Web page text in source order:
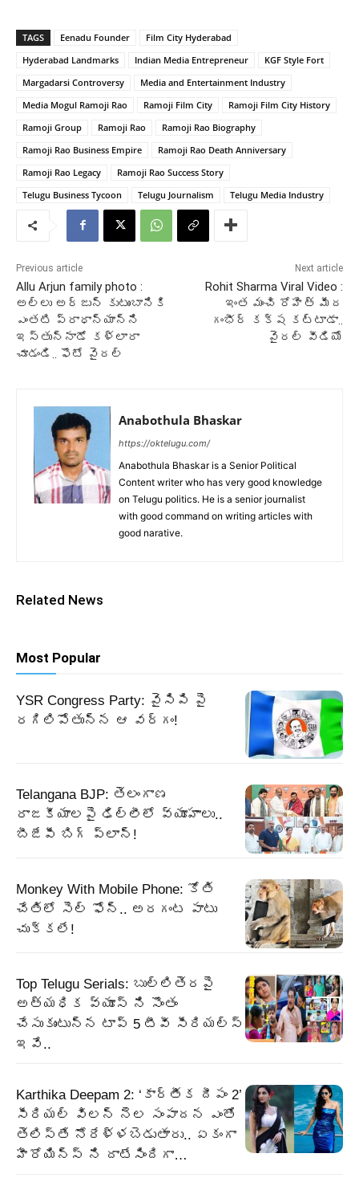
TAGS Eenadu Founder
Film City Hyderabad
Hyderabad Landmarks
Indian Media Entrepreneur
KGF Style Fort
Margadarsi Controversy
Media and Entertainment Industry
Media Mogul Ramoji Rao
Ramoji Film City
Ramoji Film City History
Ramoji Group
Ramoji Rao
Ramoji Rao Biography
Ramoji Rao Business Empire
Ramoji Rao Death Anniversary
Ramoji Rao Legacy
Ramoji Rao Success Story
Telugu Business Tycoon
Telugu Journalism Telugu Media Industry
Previous article
Allu Arjun family photo :
అల్లు అర్జున్ కుటుంబానికి
ఎంతటి ప్రాధాన్యాన్ని
ఇస్తున్నాడో కళ్లారా
చూడండి.. ఫొటో వైరల్
Next article
Rohit Sharma Viral Video :
ఇంత మంచి రోహిత్ మీద
గంభీర్ కక్ష కట్టాడా..
వైరల్ వీడియో
Anabothula Bhaskar
https://oktelugu.com/
Anabothula Bhaskar is a Senior Political
Content writer who has very good knowledge
on Telugu politics. He is a senior journalist
with good command on writing articles with
good narative.
Related News
Most Popular
YSR Congress Party: వైసిపి పై
రగిలిపోతున్న ఆ వర్గం!
Telangana BJP: తెలంగాణ
రాజకీయాలపై ఢిల్లీలో వ్యూహాలు..
బీజేపీ బిగ్‌ ప్లాన్‌!
Monkey With Mobile Phone: కోతి
చేతిలో సెల్ ఫోన్.. అరగంట పాటు
చుక్కలే!
Top Telugu Serials: బుల్లితెరపై
అత్యధిక వ్యూస్ ని సొంతం
చేసుకుంటున్న టాప్ 5 టీవీ సీరియల్స్
ఇవే..
Karthika Deepam 2: ‘కార్తీక దీపం 2’
సీరియల్ విలన్ నెల సంపాదన ఎంతో
తెలిస్తే నోరేళ్ళబెడుతారు.. ఏకంగా
హీరోయిన్స్ ని దాటేసిందిగా…